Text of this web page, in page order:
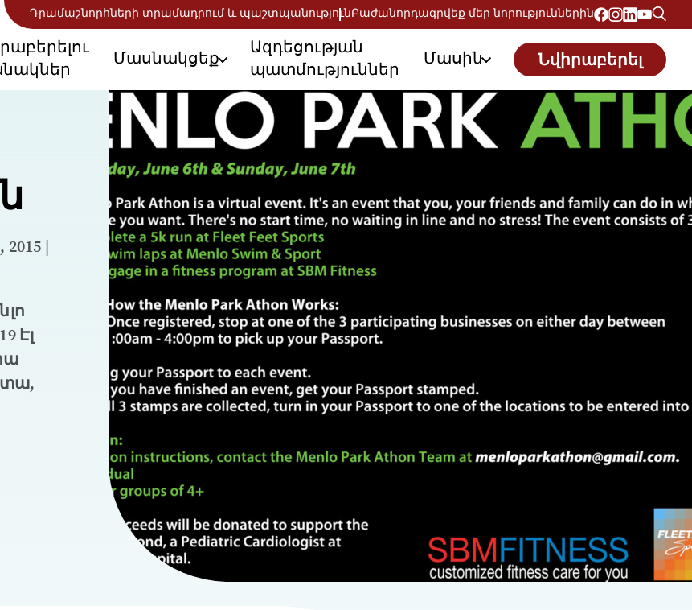
Դրամաշնորհների տրամադրում և պաշտպանությունԲաժանորդագրվեք մեր նորություններին
Մասնակցեք
Ազդեցության
պատմություններ
Մասին Նվիրաբերել
|
Էլ